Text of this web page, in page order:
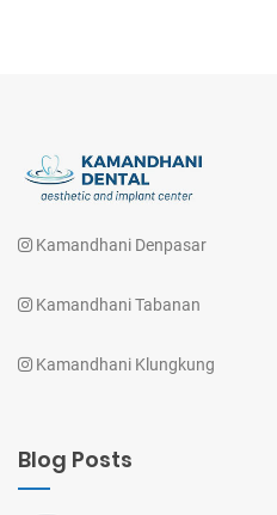
Kamandhani Denpasar
Kamandhani Tabanan
Kamandhani Klungkung
Blog Posts